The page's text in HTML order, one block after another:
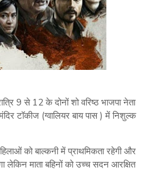
9 से 12 के दोनों शो वरिष्ठ भाजपा नेता
टॉकीज (ग्वालियर बाय पास ) में निशुल्क
को बाल्कनी में प्राथमिकता रहेगी और
माता बहिनों को उच्च सदन आरक्षित